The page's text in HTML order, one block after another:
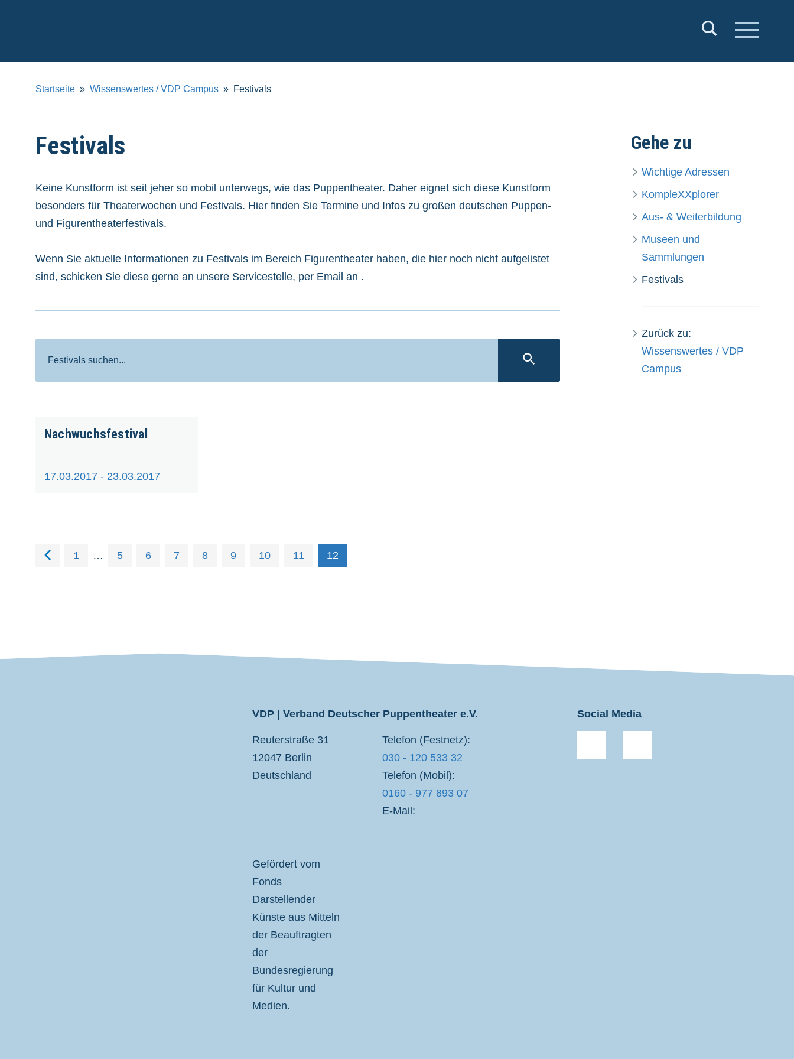
Puppentheater
Startseite Wissenswertes / VDP Campus Festivals
Festivals
Keine Kunstform ist seit jeher so mobil unterwegs, wie das Puppentheater. Daher eignet sich diese Kunstform
besonders für Theaterwochen und Festivals. Hier finden Sie Termine und Infos zu großen deutschen Puppen-
und Figurentheaterfestivals.
Wenn Sie aktuelle Informationen zu Festivals im Bereich Figurentheater haben, die hier noch nicht aufgelistet
sind, schicken Sie diese gerne an unsere Servicestelle, per Email an .
Suche
Nachwuchsfestival
17.03.2017 - 23.03.2017
1 … 5 6 7 8 9 10 11 12
Gehe zu
Wichtige Adressen
KompleXXplorer
Aus- & Weiterbildung
Museen und
Sammlungen
Festivals
Zurück zu:
Wissenswertes / VDP
Campus
VDP | Verband Deutscher Puppentheater e.V.
Reuterstraße 31
12047 Berlin
Deutschland
Telefon (Festnetz):
030 - 120 533 32
Telefon (Mobil):
0160 - 977 893 07
E-Mail:
Gefördert vom
Fonds
Darstellender
Künste aus Mitteln
der Beauftragten
der
Bundesregierung
für Kultur und
Medien.
Social Media